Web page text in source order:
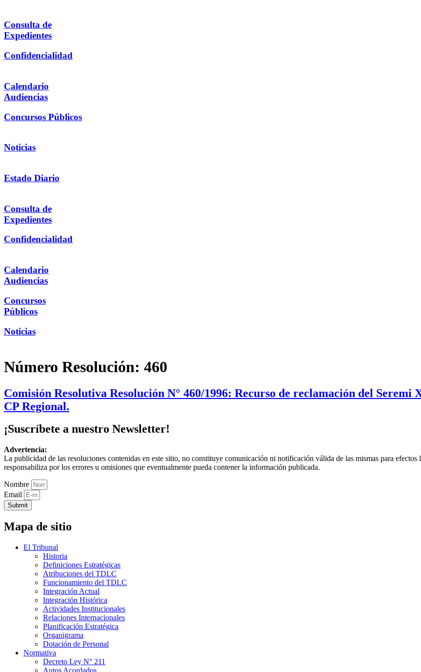
Consulta de
Expedientes
Confidencialidad
Calendario
Audiencias
Concursos Públicos
Noticias
Estado Diario
Consulta de
Expedientes
Confidencialidad
Calendario
Audiencias
Concursos
Públicos
Noticias
Número Resolución: 460
Comisión Resolutiva Resolución N° 460/1996: Recurso de reclamación del
CP Regional.
¡Suscríbete a nuestro Newsletter!
Advertencia:
La publicidad de las resoluciones contenidas en este sitio, no constituye comunicación ni notificación válida de las mismas para
responsabiliza por los errores u omisiones que eventualmente pueda contener la información publicada.
Nombre
Email
Submit
Mapa de sitio
El Tribunal
Historia
Definiciones Estratégicas
Atribuciones del TDLC
Funcionamiento del TDLC
Integración Actual
Integración Histórica
Actividades Institucionales
Relaciones Internacionales
Planificación Estratégica
Organigrama
Dotación de Personal
Normativa
Decreto Ley N° 211